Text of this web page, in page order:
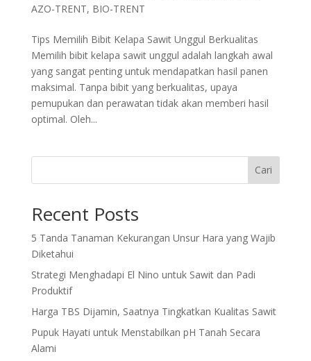
AZO-TRENT, BIO-TRENT
Tips Memilih Bibit Kelapa Sawit Unggul Berkualitas
Memilih bibit kelapa sawit unggul adalah langkah awal
yang sangat penting untuk mendapatkan hasil panen
maksimal. Tanpa bibit yang berkualitas, upaya
pemupukan dan perawatan tidak akan memberi hasil
optimal. Oleh...
Cari
Recent Posts
5 Tanda Tanaman Kekurangan Unsur Hara yang Wajib
Diketahui
Strategi Menghadapi El Nino untuk Sawit dan Padi
Produktif
Harga TBS Dijamin, Saatnya Tingkatkan Kualitas Sawit
Pupuk Hayati untuk Menstabilkan pH Tanah Secara
Alami